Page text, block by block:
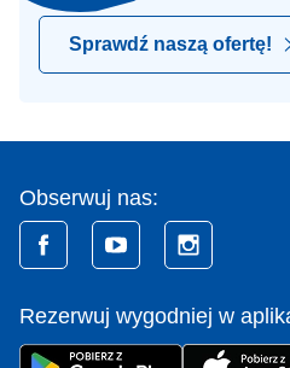
Sprawdź naszą ofertę!
Obserwuj nas:
Rezerwuj wygodniej w